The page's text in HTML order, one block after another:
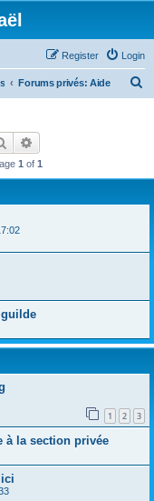
Login
Register
Forums privés: Aide
Search
1 of 1
1 2 3
à la section privée